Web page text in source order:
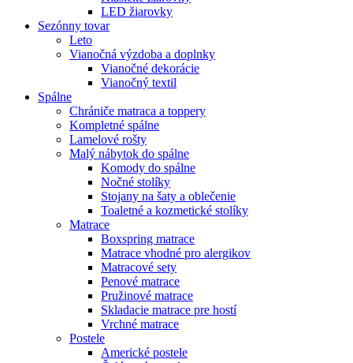
LED žiarovky
Sezónny tovar
Leto
Vianočná výzdoba a doplnky
Vianočné dekorácie
Vianočný textil
Spálne
Chrániče matraca a toppery
Kompletné spálne
Lamelové rošty
Malý nábytok do spálne
Komody do spálne
Nočné stolíky
Stojany na šaty a oblečenie
Toaletné a kozmetické stolíky
Matrace
Boxspring matrace
Matrace vhodné pro alergikov
Matracové sety
Penové matrace
Pružinové matrace
Skladacie matrace pre hostí
Vrchné matrace
Postele
Americké postele